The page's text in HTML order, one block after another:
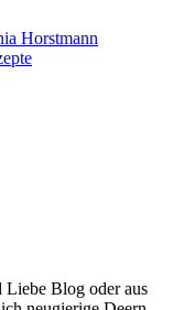
Liebe Blog oder aus